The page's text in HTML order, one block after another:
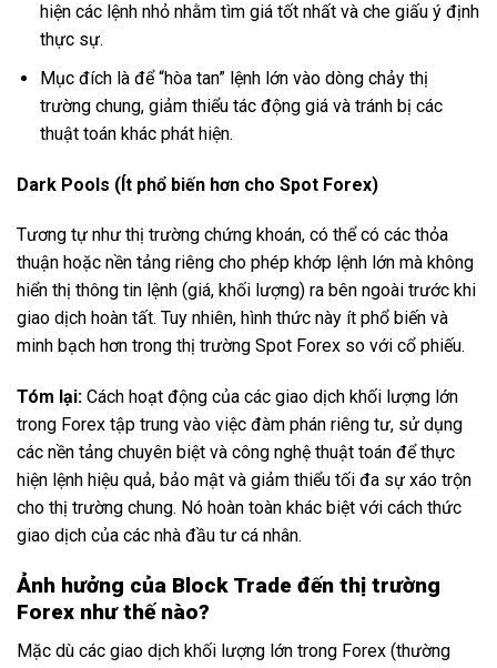
hiện các lệnh nhỏ nhằm tìm giá tốt nhất và che giấu ý định
thực sự.
Mục đích là để “hòa tan” lệnh lớn vào dòng chảy thị
trường chung, giảm thiểu tác động giá và tránh bị các
thuật toán khác phát hiện.
Dark Pools (Ít phổ biến hơn cho Spot Forex)
Tương tự như thị trường chứng khoán, có thể có các thỏa
thuận hoặc nền tảng riêng cho phép khớp lệnh lớn mà không
hiển thị thông tin lệnh (giá, khối lượng) ra bên ngoài trước khi
giao dịch hoàn tất. Tuy nhiên, hình thức này ít phổ biến và
minh bạch hơn trong thị trường Spot Forex so với cổ phiếu.
Tóm lại: Cách hoạt động của các giao dịch khối lượng lớn
trong Forex tập trung vào việc đàm phán riêng tư, sử dụng
các nền tảng chuyên biệt và công nghệ thuật toán để thực
hiện lệnh hiệu quả, bảo mật và giảm thiểu tối đa sự xáo trộn
cho thị trường chung. Nó hoàn toàn khác biệt với cách thức
giao dịch của các nhà đầu tư cá nhân.
Ảnh hưởng của Block Trade đến thị trường
Forex như thế nào?
Mặc dù các giao dịch khối lượng lớn trong Forex (thường